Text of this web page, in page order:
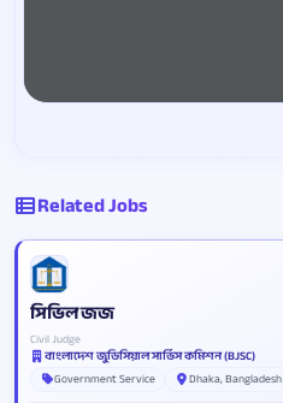
Related Jobs
সিভিল জজ
Civil Judge
বাংলাদেশ জুডিসিয়াল সার্ভিস কমিশন (BJSC)
Government Service
Dhaka, Bangladesh